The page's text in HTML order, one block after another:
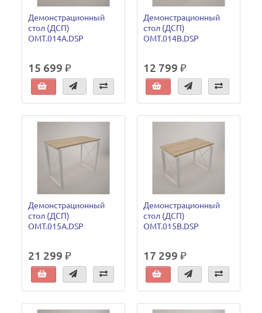
Демонстрационный
стол (ДСП)
OMT.014A.DSP
15 699 ₽
Демонстрационный
стол (ДСП)
OMT.014B.DSP
12 799 ₽
Демонстрационный
стол (ДСП)
OMT.015A.DSP
21 299 ₽
Демонстрационный
стол (ДСП)
OMT.015B.DSP
17 299 ₽